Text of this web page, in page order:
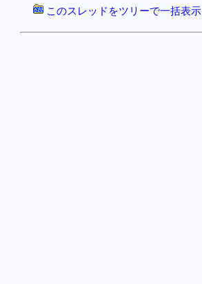
このスレッドをツリーで一括表示